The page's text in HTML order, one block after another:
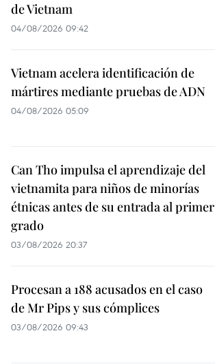
de Vietnam
04/08/2026 09:42
Vietnam acelera identificación de
mártires mediante pruebas de ADN
04/08/2026 05:09
Can Tho impulsa el aprendizaje del
vietnamita para niños de minorías
étnicas antes de su entrada al primer
grado
03/08/2026 20:37
Procesan a 188 acusados en el caso
de Mr Pips y sus cómplices
03/08/2026 09:43